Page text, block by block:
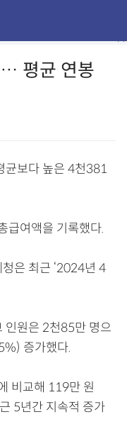
평균 연봉
균보다 높은 4천381
급여액을 기록했다.
은 최근 ‘2024년 4
인원은 2천85만 명으
증가했다.
비교해 119만 원
5년간 지속적 증가